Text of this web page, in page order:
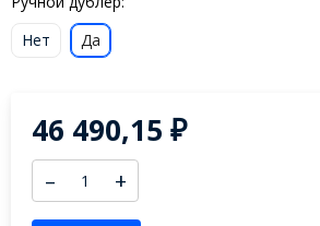
Нет
Да
46 490,15₽
– +